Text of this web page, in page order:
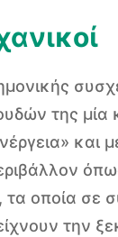
της μία
τα οποία σε
την